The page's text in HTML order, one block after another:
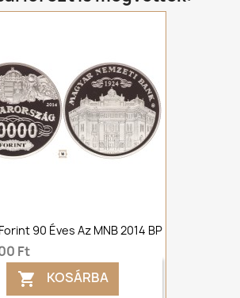
90 Éves Az MNB 2014 BP
Ft
 KOSÁRBA